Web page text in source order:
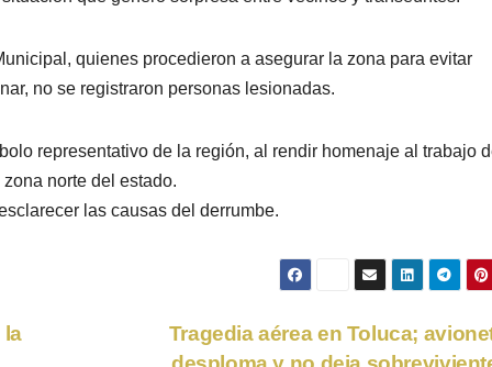
quienes procedieron a asegurar la zona para evitar
no se registraron personas lesionadas.
representativo de la región, al rendir homenaje al trabajo
norte del estado.
las causas del derrumbe.
Tragedia aérea en Toluca;
la